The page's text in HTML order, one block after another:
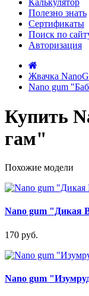
Калькулятор
Полезно знать
Сертификаты
Поиск по
Авторизация
Жвачка
Nano gum
Купить
гам"
Похожие модели
Nano gum "Дикая
170 руб.
Nano gum